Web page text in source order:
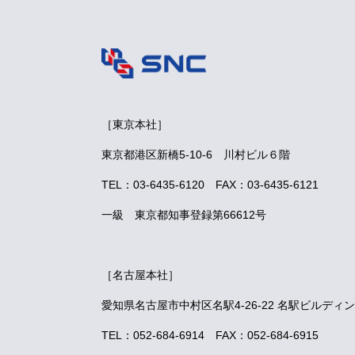
［東京本社］
東京都港区新橋5-10-6 川村ビル６階
TEL：03-6435-6120 FAX：03-6435-6121
一級 東京都知事登録第66612号
［名古屋本社］
愛知県名古屋市中村区名駅4-26-22 名駅ビルディ
TEL：052-684-6914 FAX：052-684-6915